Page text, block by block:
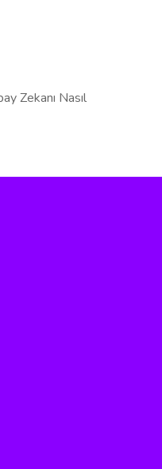
Zekanı Nasıl